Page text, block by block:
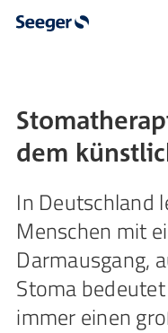
dem
In Deutschland
Menschen mit
Darmausgang,
Stoma
immer einen